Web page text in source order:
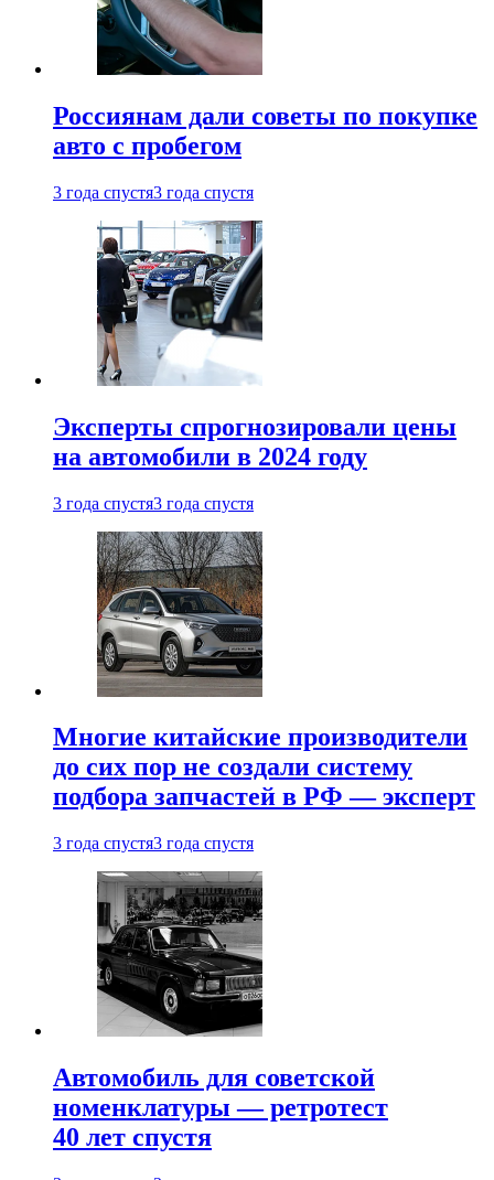
Россиянам дали советы по покупке
авто с пробегом
3 года спустя3 года спустя
Эксперты спрогнозировали цены
на автомобили в 2024 году
3 года спустя3 года спустя
Многие китайские производители
до сих пор не создали систему
подбора запчастей в РФ — эксперт
3 года спустя3 года спустя
Автомобиль для советской
номенклатуры — ретротест
40 лет спустя